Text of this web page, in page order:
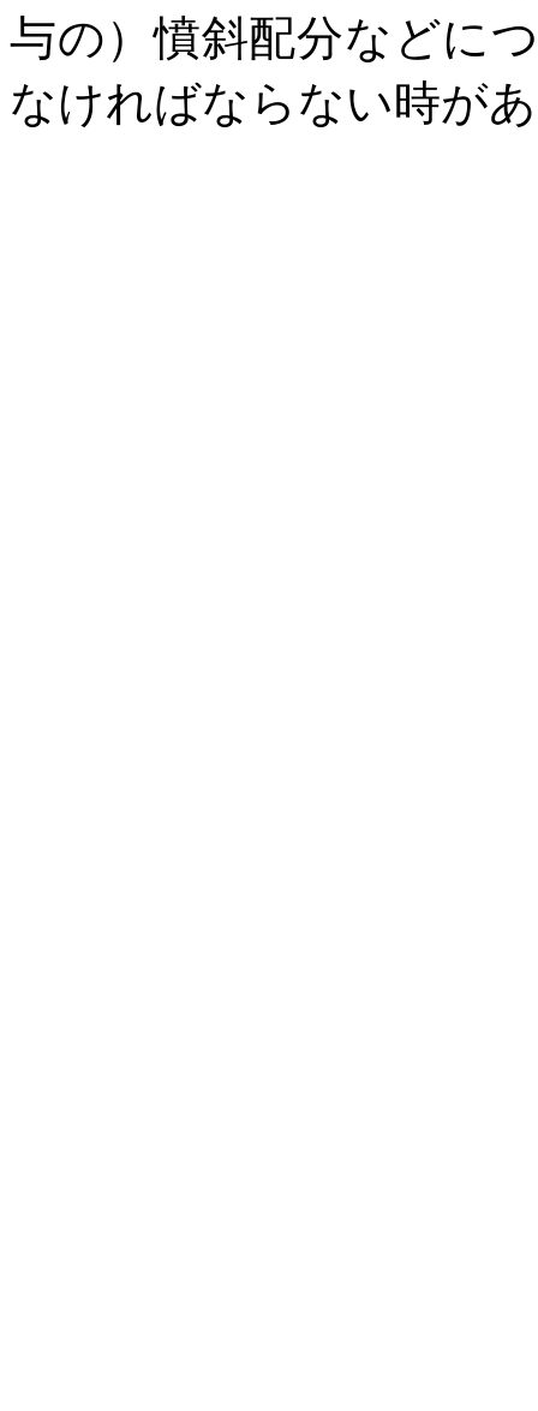
与の）憤斜配分などに
なければならない時が